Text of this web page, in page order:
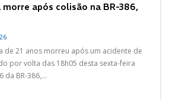
após colisão na BR-386,
de 21 anos morreu após um acidente de
por volta das 18h05 desta sexta-feira
da BR-386,...